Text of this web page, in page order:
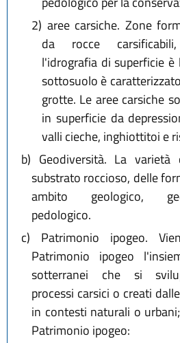
2) aree carsiche. Zone
da rocce
l'idrografia di superficie
sottosuolo è
grotte. Le aree carsiche
in superficie da
valli cieche, inghiottitoi e
b) Geodiversità. La
substrato roccioso, delle
ambito geologico,
pedologico.
c) Patrimonio ipogeo.
Patrimonio ipogeo
sotterranei che si
processi carsici o creati
in contesti naturali o
Patrimonio ipogeo: